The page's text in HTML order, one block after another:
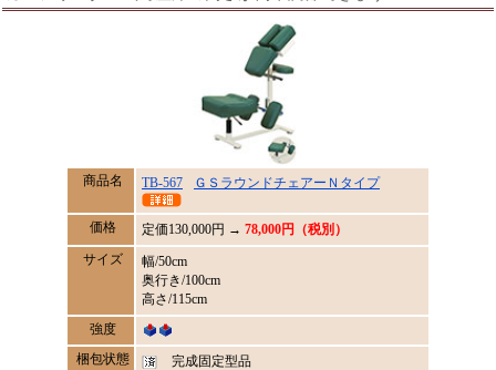
商品名 TB-567 ＧＳラウンドチェアーＮタイプ
価格 定価130,000円 → 78,000円（税別）
サイズ
幅/50cm
奥行き/100cm
高さ/115cm
強度
梱包状態
完成固定型品